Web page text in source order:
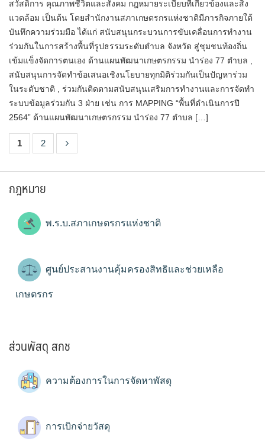
สวัสดิการ คุณภาพชีวิตและสังคม กฎหมายระเบียบที่เกี่ยวข้องและสิ่ง
แวดล้อม เป็นต้น โดยสำนักงานสภาเกษตรกรแห่งชาติมีภารกิจภายใต้
บันทึกความร่วมมือ ได้แก่ สนับสนุนกระบวนการขับเคลื่อนการทำงาน
ร่วมกันในการสร้างพื้นที่รูปธรรมระดับตำบล จังหวัด สู่ชุมชนท้องถิ่น
เข้มแข็งจัดการตนเอง ด้านแผนพัฒนาเกษตรกรรม นำร่อง 77 ตำบล ,
สนับสนุนการจัดทำข้อเสนอเชิงนโยบายทุกมิติร่วมกันเป็นปัญหาร่วม
ในระดับชาติ , ร่วมกันติดตามสนับสนุนเสริมการทำงานและการจัดทำ
ระบบข้อมูลร่วมกัน 3 ฝ่าย เช่น การ MAPPING “พื้นที่ดำเนินการปี
2564” ด้านแผนพัฒนาเกษตรกรรม นำร่อง 77 ตำบล […]
1 2
กฎหมาย
พ.ร.บ.สภาเกษตรกรแห่งชาติ
ศูนย์ประสานงานคุ้มครองสิทธิและช่วยเหลือ
เกษตรกร
ส่วนพัสดุ สกช
ความต้องการในการจัดหาพัสดุ
การเบิกจ่ายวัสดุ